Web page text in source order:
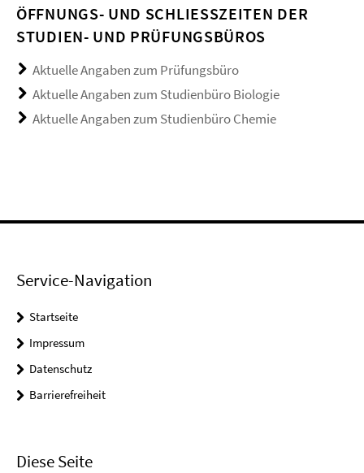
ÖFFNUNGS- UND SCHLIESSZEITEN DER S
TUDIEN- UND PRÜFUNGSBÜROS
Aktuelle Angaben zum Prüfungsbüro
Aktuelle Angaben zum Studienbüro Biologie
Aktuelle Angaben zum Studienbüro Chemie
Service-Navigation
Startseite
Impressum
Datenschutz
Barrierefreiheit
Diese Seite